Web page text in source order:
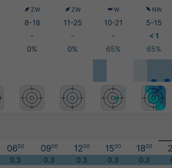
ZW ZW W NW
8-18 11-25 10-21
5-15
- - -
< 1
0% 0% 65% 65%
0600 0900 1200 1500 1800
0.3 0.3 0.3 0.3 0.3